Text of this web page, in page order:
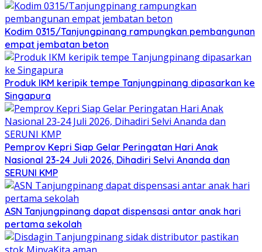
Kodim 0315/Tanjungpinang rampungkan pembangunan
empat jembatan beton
Produk IKM keripik tempe Tanjungpinang dipasarkan ke
Singapura
Pemprov Kepri Siap Gelar Peringatan Hari Anak
Nasional 23-24 Juli 2026, Dihadiri Selvi Ananda dan
SERUNI KMP
ASN Tanjungpinang dapat dispensasi antar anak hari
pertama sekolah